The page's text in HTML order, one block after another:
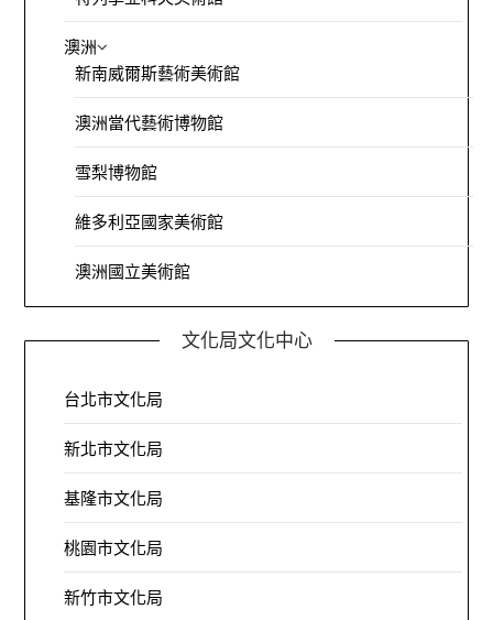
澳洲
新南威爾斯藝術美術館
澳洲當代藝術博物館
雪梨博物館
維多利亞國家美術館
澳洲國立美術館
文化局文化中心
台北市文化局
新北市文化局
基隆市文化局
桃園市文化局
新竹市文化局